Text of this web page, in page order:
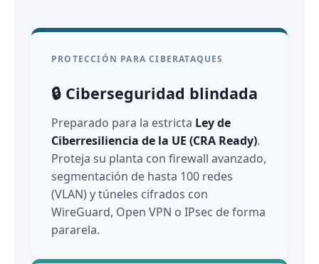
PROTECCIÓN PARA CIBERATAQUES
🔒 Ciberseguridad blindada
Preparado para la estricta Ley de
Ciberresiliencia de la UE (CRA Ready).
Proteja su planta con firewall avanzado,
segmentación de hasta 100 redes
(VLAN) y túneles cifrados con
WireGuard, Open VPN o IPsec de forma
pararela.